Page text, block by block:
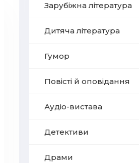
Зарубіжна література
Дитяча література
Гумор
Повісті й оповідання
Аудіо-вистава
Детективи
Драми